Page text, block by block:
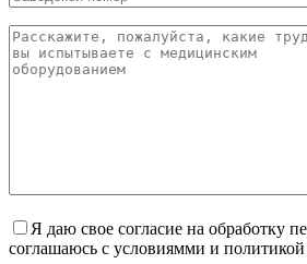
Я даю свое согласие на обработку
соглашаюсь с условиямми и